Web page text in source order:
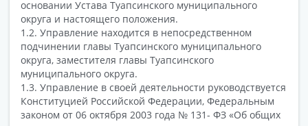
основании Устава Туапсинского муниципального
округа и настоящего положения.
1.2. Управление находится в непосредственном
подчинении главы Туапсинского муниципального
округа, заместителя главы Туапсинского
муниципального округа.
1.3. Управление в своей деятельности руководствуется
Конституцией Российской Федерации, Федеральным
законом от 06 октября 2003 года № 131- ФЗ «Об общих